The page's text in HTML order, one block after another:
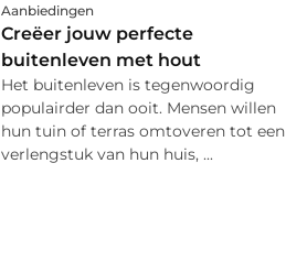
Aanbiedingen
Creëer jouw perfecte
buitenleven met hout
Het buitenleven is tegenwoordig
populairder dan ooit. Mensen willen
hun tuin of terras omtoveren tot een
verlengstuk van hun huis, ...